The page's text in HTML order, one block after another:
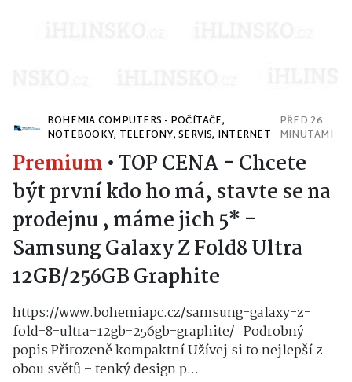
BOHEMIA COMPUTERS - POČÍTAČE,
NOTEBOOKY, TELEFONY, SERVIS, INTERNET
PŘED 26
MINUTAMI
Premium •TOP CENA - Chcete
být první kdo ho má, stavte se na
prodejnu , máme jich 5* -
Samsung Galaxy Z Fold8 Ultra
12GB/256GB Graphite
https://www.bohemiapc.cz/samsung-galaxy-z-
fold-8-ultra-12gb-256gb-graphite/ Podrobný
popis Přirozeně kompaktní Užívej si to nejlepší z
obou světů – tenký design p...